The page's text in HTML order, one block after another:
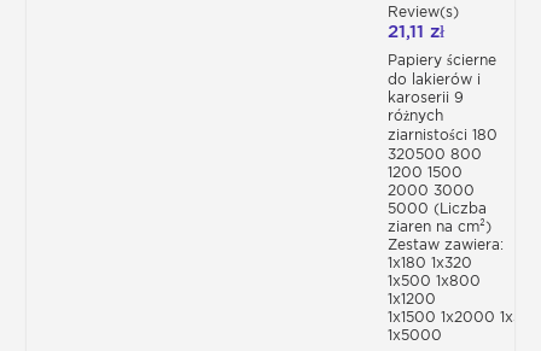
Review(s)
21,11 zł
Papiery ścierne
do lakierów i
karoserii 9
różnych
ziarnistości 180
320500 800
1200 1500
2000 3000
5000 (Liczba
ziaren na cm²)
Zestaw zawiera:
1x180 1x320
1x500 1x800
1x1200
1x1500 1x2000
1x5000